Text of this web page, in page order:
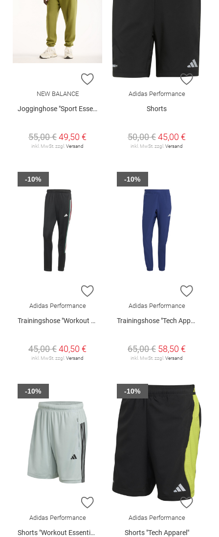
ZUR WUNSCHLISTE HINZUFÜGEN
NEW BALANCE
Jogginghose "Sport Essentials"
55,00 €49,50 €
inkl. MwSt. zzgl. Versand
ZUR
Adidas Performance
Shorts
50,00 €45,00 €
inkl. MwSt. zzgl. Versand
ZUR WUNSCHLISTE HINZUFÜGEN
Adidas Performance
Trainingshose "Workout Essentials"
45,00 €40,50 €
inkl. MwSt. zzgl. Versand
-10%
ZUR
Adidas Performance
Trainingshose "Tech Apparel"
65,00 € 58,50 €
inkl. MwSt. zzgl. Versand
-10%
ZUR WUNSCHLISTE HINZUFÜGEN
Adidas Performance
Shorts "Workout Essentials Base"
-10%
ZUR
Adidas Performance
Shorts "Tech Apparel"
-10%